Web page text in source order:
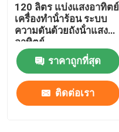
120 ลิตร แบ่งแสงอาทิตย์
เครื่องทําน้ําร้อน ระบบ
ความดันด้วยถังน้ําแสง
อาทิตย์
ราคาถูกที่สุด
ติดต่อเรา